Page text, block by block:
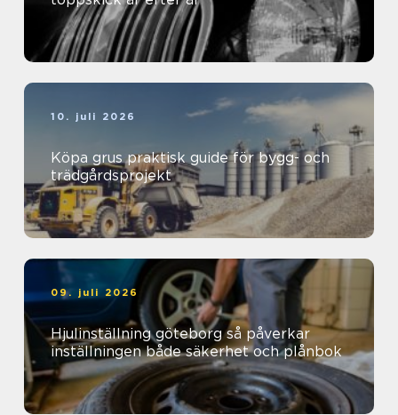
10. juli 2026
Köpa grus praktisk guide för bygg- och
trädgårdsprojekt
09. juli 2026
Hjulinställning göteborg så påverkar
inställningen både säkerhet och plånbok